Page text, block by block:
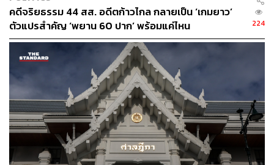
เป็นไปได้ว่าอาจมีการทุจริตในการออก ส.ป.ก.​ ที่เกิดขึ้น
ระหว่างการดำเนินนโยบายของรัฐมนตรีว่าการกระทรวง
เกษตรและสหกรณ์คนปัจจุบัน และส่วนหนึ่งเป็นการดำเนิน
การตามนโยบายของรัฐบาล ซึ่งหากพบการกระทำความผิด
จริงอาจจะมีเจ้าหน้าที่รัฐระดับปฏิบัติการถูกดำเนินคดี แต่
ประชาชนทั่วไปไม่มีทางรู้ว่ามีฝ่ายนโยบายเกี่ยวข้องหรือได้
สั่งการหรือไม่อย่างไร
อภิชาติกล่าวต่อไปว่า มีความเป็นไปได้ที่ภายใต้กระแส
นโยบายของรัฐบาลและกระทรวงเกษตรและสหกรณ์ที่ได้
เปลี่ยนแปลงหลักเกณฑ์บางประการของที่ดิน ส.ป.ก. โดยใช้
คดีจริยธรรม 44 สส. อดีตก้าวไกล กลายเป็น ‘เกมยาว’
ตัวแปรสำคัญ ‘พยาน 60 ปาก’ พร้อมแค่ไหน
224